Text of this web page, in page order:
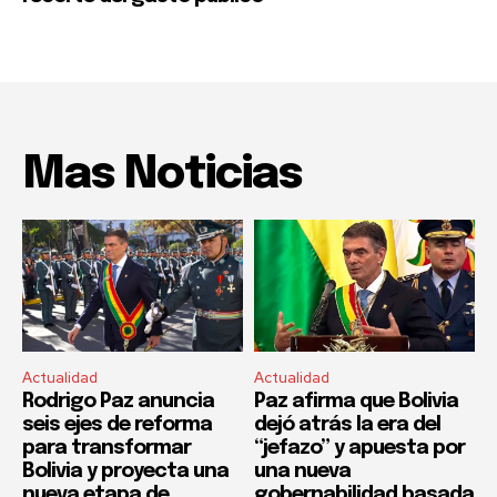
Mas Noticias
Actualidad
Rodrigo Paz anuncia
seis ejes de reforma
para transformar
Bolivia y proyecta una
Actualidad
Paz afirma que Bolivia
dejó atrás la era del
“jefazo” y apuesta por
una nueva